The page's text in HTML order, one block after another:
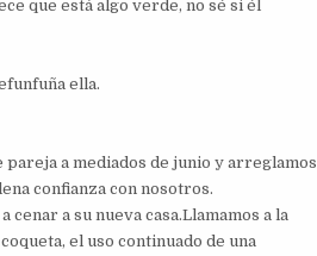
que está algo verde, no sé si él
ella.
pareja a mediados de junio y arreglamos
confianza con nosotros.
a su nueva casa.Llamamos a la
el uso continuado de una